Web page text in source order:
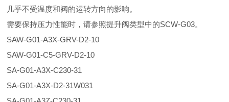
几乎不受温度和阀的运转方向的影响。
需要保持压力性能时，请参照提升阀类型中的SCW-G03。
SAW-G01-A3X-GRV-D2-10
SAW-G01-C5-GRV-D2-10
SA-G01-A3X-C230-31
SA-G01-A3X-D2-31W031